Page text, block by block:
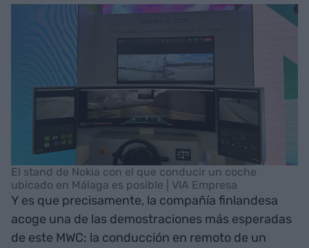
El stand de Nokia con el que conducir un coche
ubicado en Málaga es posible | VIA Empresa
Y es que precisamente, la compañía finlandesa
acoge una de las demostraciones más esperadas
de este MWC: la conducción en remoto de un